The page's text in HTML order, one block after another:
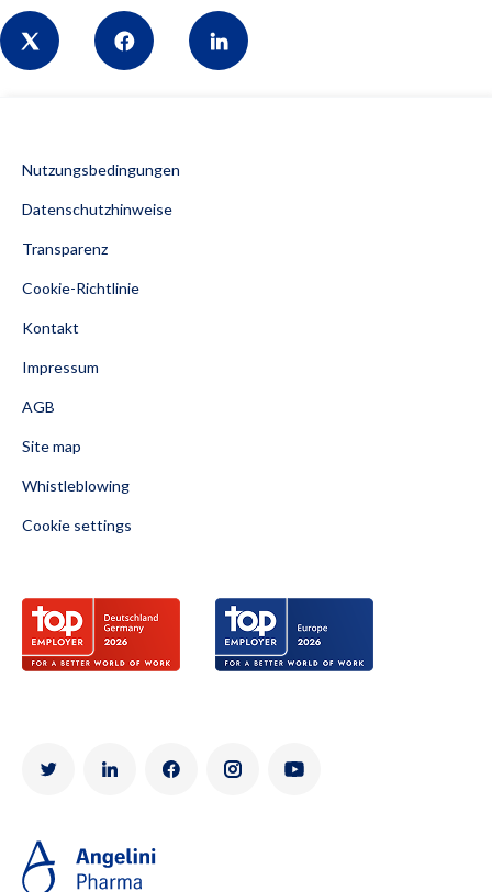
Share
Nutzungsbedingungen
Datenschutzhinweise
Transparenz
Cookie-Richtlinie
Kontakt
Impressum
AGB
Site map
Whistleblowing
Cookie settings